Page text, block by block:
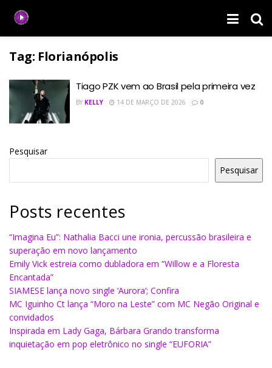
Tag: Florianópolis
Tiago PZK vem ao Brasil pela primeira vez
BY KELLY 14 DE MARÇO DE 2026 0
Pesquisar
Pesquisar
Posts recentes
“Imagina Eu”: Nathalia Bacci une ironia, percussão brasileira e
superação em novo lançamento
Emily Vick estreia como dubladora em “Willow e a Floresta
Encantada”
SIAMESE lança novo single ‘Aurora’; Confira
MC Iguinho Ct lança “Moro na Leste” com MC Negão Original e
convidados
Inspirada em Lady Gaga, Bárbara Grando transforma
inquietação em pop eletrônico no single “EUFORIA”